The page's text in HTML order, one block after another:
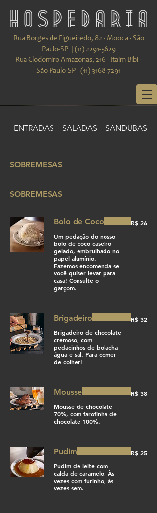
Rua Borges de Figueiredo, 82 - Mooca - São
Paulo-SP | (11) 2291-5629
Rua Clodomiro Amazonas, 216 - Itaim Bibi -
São Paulo-SP | (11) 3168-7291
ENTRADAS SALADAS SANDUBAS &
SOBREMESAS
SOBREMESAS
Bolo de Coco
Um pedação do nosso
bolo de coco caseiro
gelado, embrulhado no
papel alumínio.
Fazemos encomenda se
você quiser levar para
casa! Consulte o
garçom.
R$ 26
Brigadeiro
Brigadeiro de chocolate
cremoso, com
pedacinhos de bolacha
água e sal. Para comer
de colher!
R$ 32
Mousse
Mousse de chocolate
70%, com farofinha de
R$ 38
Pudim
Pudim de leite com
calda de caramelo. Às
vezes com furinho, às
R$ 25